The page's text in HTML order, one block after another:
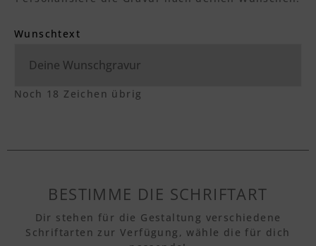
Wunschtext
Noch 18 Zeichen übrig
BESTIMME DIE SCHRIFTART
Dir stehen für die Gestaltung verschiedene
Schriftarten zur Verfügung, wähle die für dich